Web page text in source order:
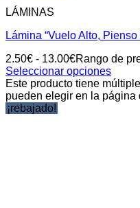
LÁMINAS
Lámina “Vuelo Alto, Pienso
2.50€ - 13.00€Rango de
Seleccionar opciones
Este producto tiene
pueden elegir en la página
¡rebajado!